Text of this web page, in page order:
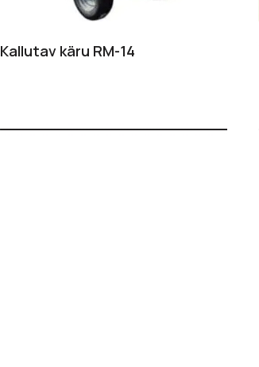
Kallutav käru RM-14